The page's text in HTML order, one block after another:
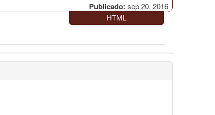
Publicado: sep 20, 2016
HTML